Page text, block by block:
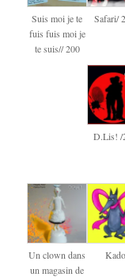
Suis moi je te
fuis fuis moi je
te suis// 200
Safari/
D.Lis! /
Un clown dans
un magasin de